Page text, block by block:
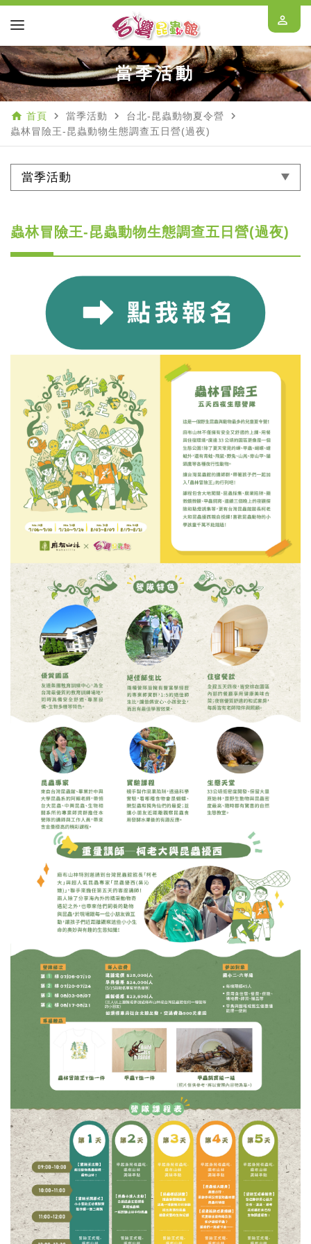
perm_identity
當季活動
home 首頁 navigate_next 當季活動 navigate_next 台北-昆蟲動物夏令營 navigate_next
蟲林冒險王-昆蟲動物生態調查五日營(過夜)
當季活動
蟲林冒險王-昆蟲動物生態調查五日營(過夜)